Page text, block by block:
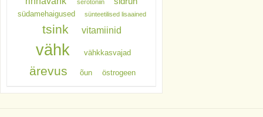
serotoniin
südamehaigused sünteetilised lisaained
tsink vitamiinid
vähk vähkkasvajad
ärevus õun östrogeen